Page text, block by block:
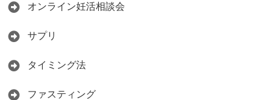
オンライン妊活相談会
サプリ
タイミング法
ファスティング